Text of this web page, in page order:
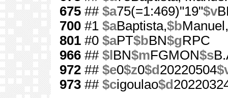
675 ## $a75(=1:469)"19"$v
700 #1 $aBaptista,$bManuel,
801 #0 $aPT$bBN$gRPC
966 ## $l BN$mFGMON$s
972 ## $e0$z0$d 20220504
973 ## $cigoulao$d